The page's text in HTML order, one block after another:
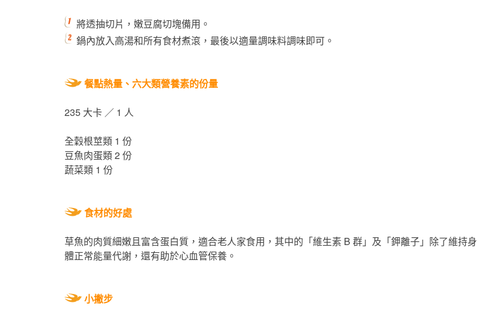
將透抽切片，嫩豆腐切塊備用。
鍋內放入高湯和所有食材煮滾，最後以適量調味料調味即可。
餐點熱量、六大類營養素的份量
235 大卡 ／ 1 人
全穀根莖類 1 份
豆魚肉蛋類 2 份
蔬菜類 1 份
食材的好處
草魚的肉質細嫩且富含蛋白質，適合老人家食用，其中的「維生素 B 群」及「鉀離子」除了維持身
體正常能量代謝，還有助於心血管保養。
小撇步